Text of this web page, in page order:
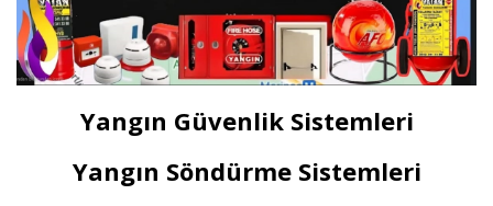
Yangın Güvenlik Sistemleri
Yangın Söndürme Sistemleri